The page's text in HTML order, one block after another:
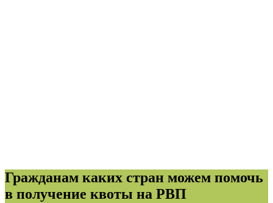
Гражданам каких стран можем помочь
в получение квоты на РВП